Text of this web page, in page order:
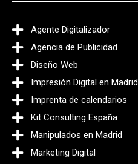
Agente Digitalizador
Agencia de Publicidad
Diseño Web
Impresión Digital en Madrid
Imprenta de calendarios
Kit Consulting España
Manipulados en Madrid
Marketing Digital